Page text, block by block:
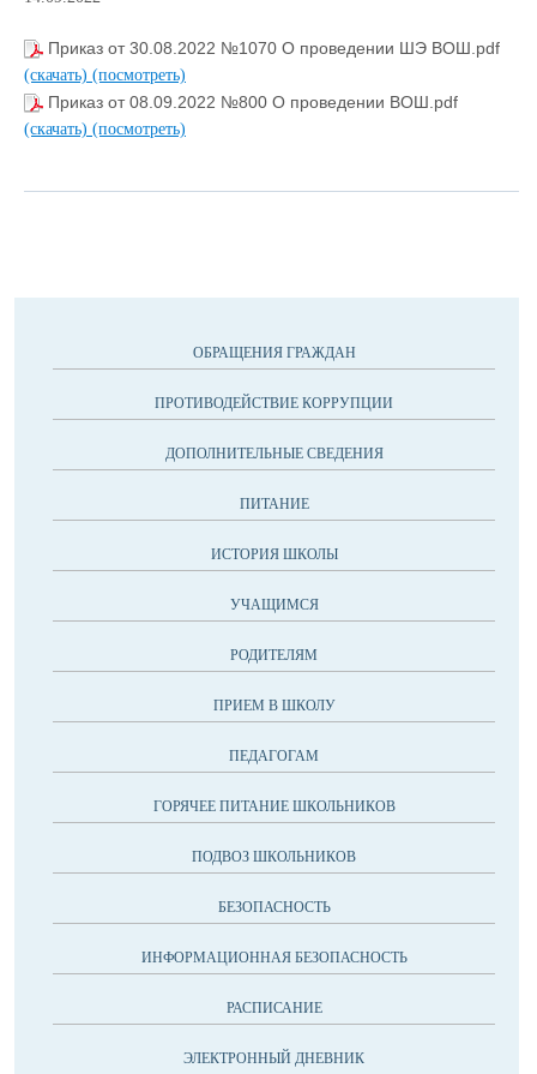
Приказ от 30.08.2022 №1070 О проведении ШЭ ВОШ.pdf
(скачать) (посмотреть)
Приказ от 08.09.2022 №800 О проведении ВОШ.pdf
(скачать) (посмотреть)
ОБРАЩЕНИЯ ГРАЖДАН
ПРОТИВОДЕЙСТВИЕ КОРРУПЦИИ
ДОПОЛНИТЕЛЬНЫЕ СВЕДЕНИЯ
ПИТАНИЕ
ИСТОРИЯ ШКОЛЫ
УЧАЩИМСЯ
РОДИТЕЛЯМ
ПРИЕМ В ШКОЛУ
ПЕДАГОГАМ
ГОРЯЧЕЕ ПИТАНИЕ ШКОЛЬНИКОВ
ПОДВОЗ ШКОЛЬНИКОВ
БЕЗОПАСНОСТЬ
ИНФОРМАЦИОННАЯ БЕЗОПАСНОСТЬ
РАСПИСАНИЕ
ЭЛЕКТРОННЫЙ ДНЕВНИК